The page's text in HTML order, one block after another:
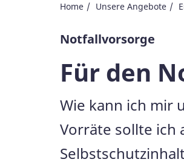
Home Unsere Angebote
Notfallvorsorge
Für den
Wie kann ich mir
Vorräte sollte ich